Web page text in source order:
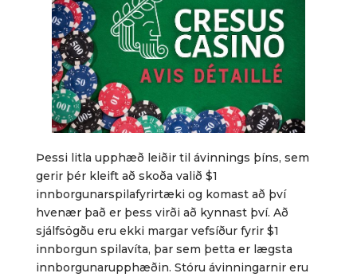
Þessi litla upphæð leiðir til ávinnings þíns, sem
gerir þér kleift að skoða valið $1
innborgunarspilafyrirtæki og komast að því
hvenær það er þess virði að kynnast því. Að
sjálfsögðu eru ekki margar vefsíður fyrir $1
innborgun spilavíta, þar sem þetta er lægsta
innborgunarupphæðin. Stóru ávinningarnir eru